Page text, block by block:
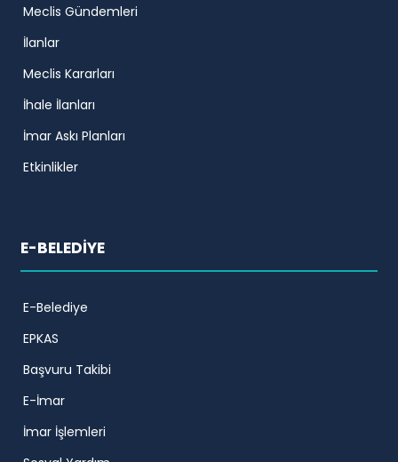
Meclis Gündemleri
İlanlar
Meclis Kararları
İhale İlanları
İmar Askı Planları
Etkinlikler
E-BELEDİYE
E-Belediye
EPKAS
Başvuru Takibi
E-İmar
İmar İşlemleri